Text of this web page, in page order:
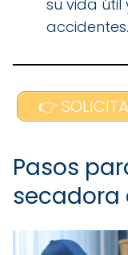
su vida
accidentes.
👉
Pasos
secadora